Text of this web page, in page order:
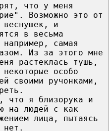
что у меня
Возможно это от
и
в весьма
самая
Из за этого мне
растеклась тушь,
особо
своими ручонками,
что я близорука и
на людей с как
лица, пытаясь
нет.